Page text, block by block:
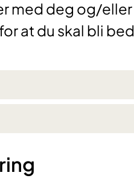
med deg og/
at du skal bli